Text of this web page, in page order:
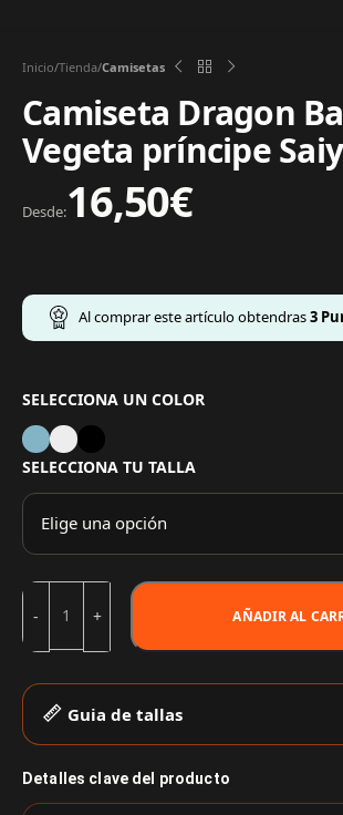
Inicio Tienda Camisetas
Camiseta Dragon
Vegeta príncipe
Desde:16,50€
Al comprar este artículo obtendras3
SELECCIONA UN COLOR
SELECCIONA TU TALLA
AÑADIR AL
Guia de tallas
Detalles clave del producto